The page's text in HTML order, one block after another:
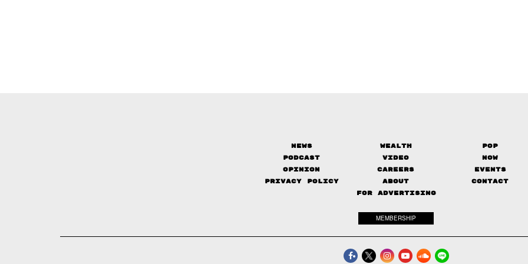
News Wealth
Pop
Podcast
Video
Now
Opinion
Careers
Events
Privacy Policy
About
Contact
FOR ADVERTISING
MEMBERSHIP